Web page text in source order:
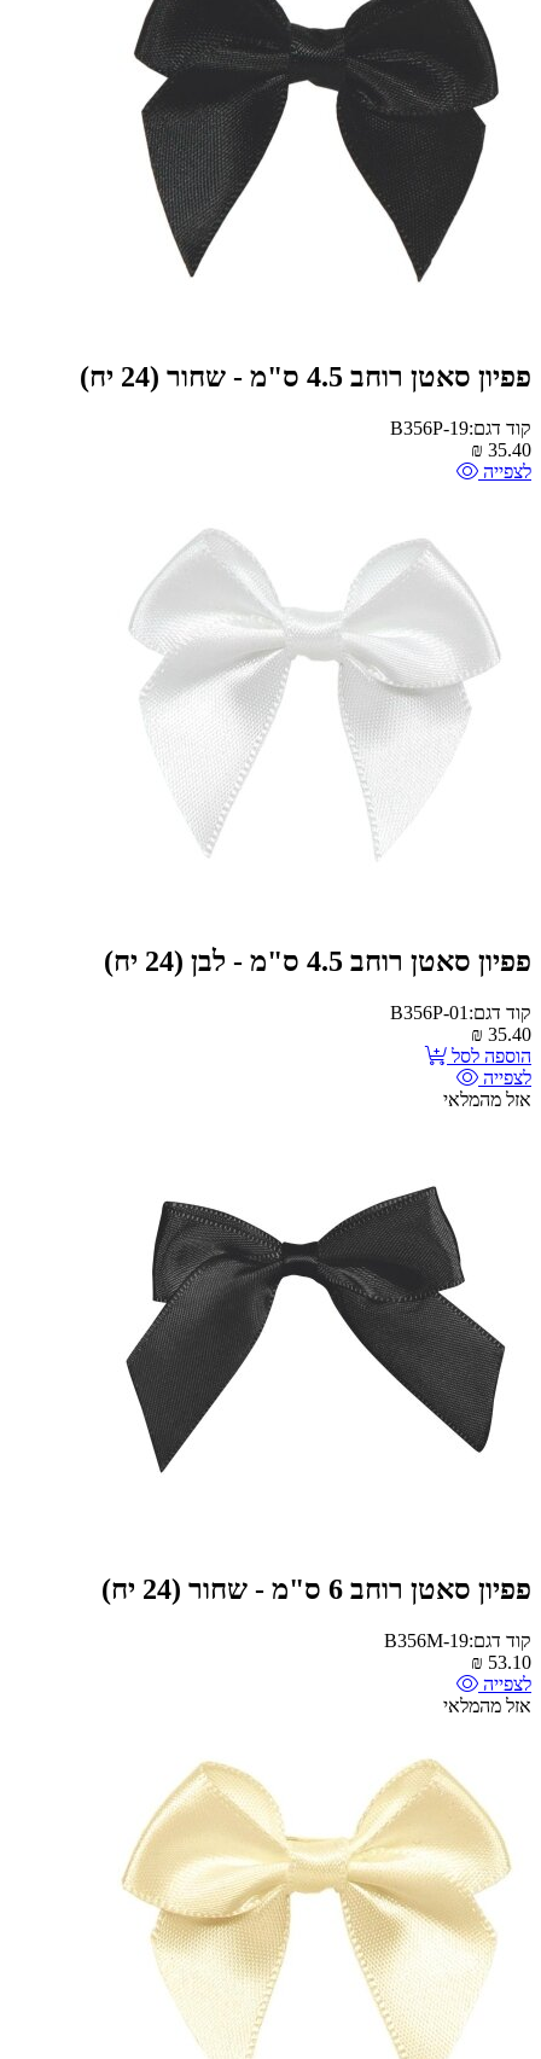
פפיון סאטן רוחב 4.5 ס"מ - שחור (24 יח)
קוד דגם:B356P-19
35.40
₪
לצפייה
פפיון סאטן רוחב 4.5 ס"מ - לבן (24 יח)
קוד דגם:B356P-01
35.40
₪
הוספה לסל
לצפייה
אזל מהמלאי
פפיון סאטן רוחב 6 ס"מ - שחור (24 יח)
קוד דגם:B356M-19
53.10
₪
לצפייה
אזל מהמלאי